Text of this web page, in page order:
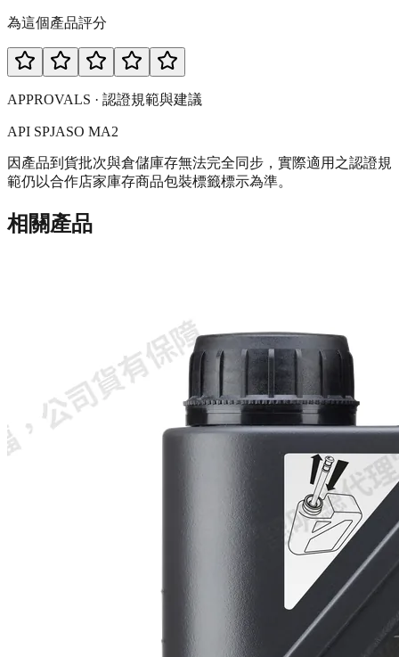
為這個產品評分
APPROVALS · 認證規範與建議
API SPJASO MA2
因產品到貨批次與倉儲庫存無法完全同步，實際適用之認證規
範仍以合作店家庫存商品包裝標籤標示為準。
相關產品